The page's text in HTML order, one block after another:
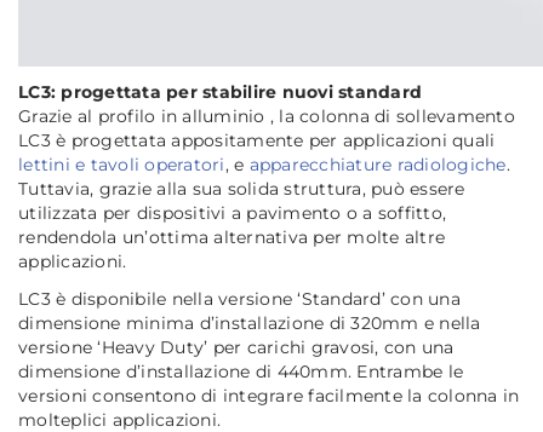
LC3: progettata per stabilire nuovi standard
Grazie al profilo in alluminio , la colonna di sollevamento
LC3 è progettata appositamente per applicazioni quali
lettini e tavoli operatori, e apparecchiature radiologiche.
Tuttavia, grazie alla sua solida struttura, può essere
utilizzata per dispositivi a pavimento o a soffitto,
rendendola un’ottima alternativa per molte altre
applicazioni.
LC3 è disponibile nella versione ‘Standard’ con una
dimensione minima d’installazione di 320mm e nella
versione ‘Heavy Duty’ per carichi gravosi, con una
dimensione d’installazione di 440mm. Entrambe le
versioni consentono di integrare facilmente la colonna in
molteplici applicazioni.